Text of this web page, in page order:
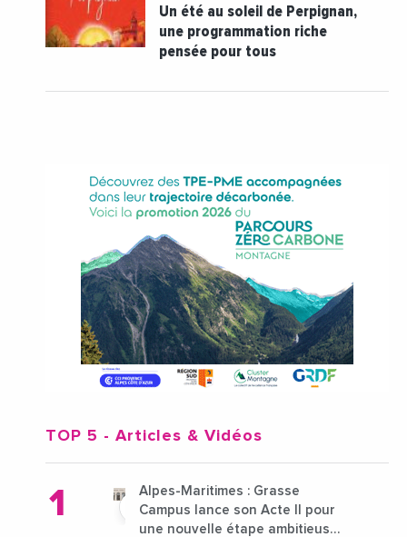
Un été au soleil de Perpignan,
une programmation riche
pensée pour tous
TOP 5 - Articles & Vidéos
Alpes-Maritimes : Grasse
Campus lance son Acte II pour
une nouvelle étape ambitieuse